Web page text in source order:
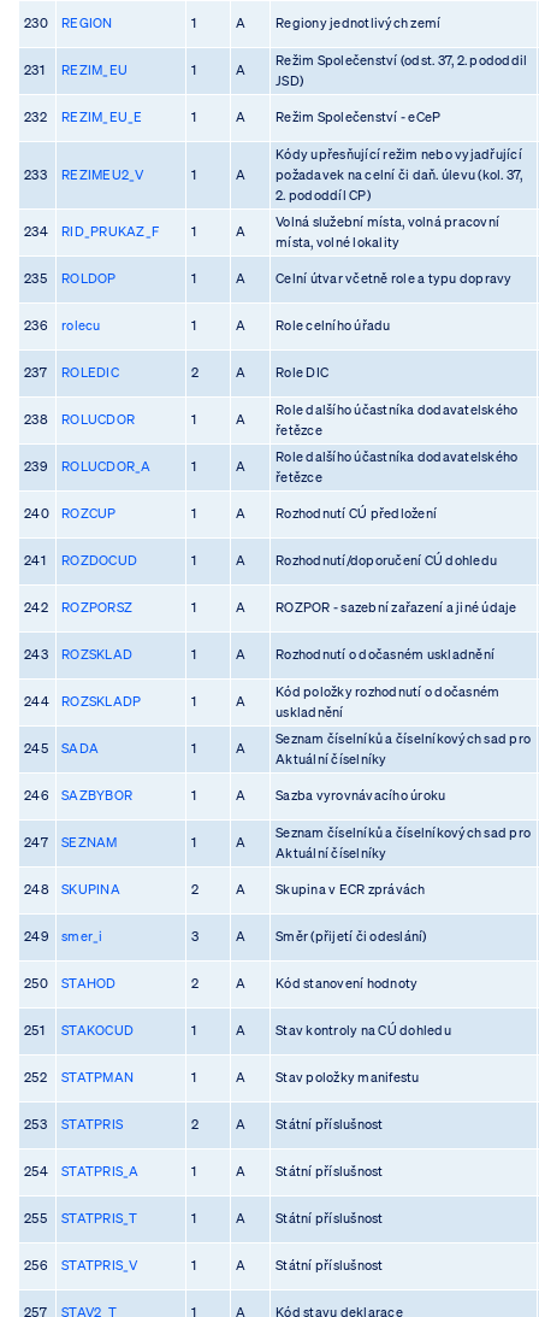
230 REGION 1 A Regiony jednotlivých zemí
231 REZIM_EU 1 A
Režim Společenství (odst. 37, 2. pododdil
JSD)
232 REZIM_EU_E 1 A Režim Společenství - eCeP
233 REZIMEU2_V 1 A
Kódy upřesňující režim nebo vyjadřující
požadavek na celní či daň. úlevu (kol. 37,
2. pododdíl CP)
234 RID_PRUKAZ_F 1 A
Volná služební místa, volná pracovní
místa, volné lokality
235 ROLDOP 1 A Celní útvar včetně role a typu dopravy
236 rolecu 1 A Role celního úřadu
237 ROLEDIC 2 A Role DIC
238 ROLUCDOR 1 A
Role dalšího účastníka dodavatelského
řetězce
239 ROLUCDOR_A 1 A
Role dalšího účastníka dodavatelského
řetězce
240 ROZCUP 1 A Rozhodnutí CÚ předložení
241 ROZDOCUD 1 A Rozhodnutí/doporučení CÚ dohledu
242 ROZPORSZ 1 A ROZPOR - sazební zařazení a jiné údaje
243 ROZSKLAD 1 A Rozhodnutí o dočasném uskladnění
244 ROZSKLADP 1 A
Kód položky rozhodnutí o dočasném
uskladnění
245 SADA 1 A
Seznam číselníků a číselníkových sad pro
Aktuální číselníky
246 SAZBYBOR 1 A Sazba vyrovnávacího úroku
247 SEZNAM 1 A
Seznam číselníků a číselníkových sad pro
Aktuální číselníky
248 SKUPINA 2 A Skupina v ECR zprávách
249 smer_i 3 A Směr (přijetí či odeslání)
250 STAHOD 2 A Kód stanovení hodnoty
251 STAKOCUD 1 A Stav kontroly na CÚ dohledu
252 STATPMAN 1 A Stav položky manifestu
253 STATPRIS 2 A Státní příslušnost
254 STATPRIS_A 1 A Státní příslušnost
255 STATPRIS_T 1 A Státní příslušnost
256 STATPRIS_V 1 A Státní příslušnost
257 STAV2_T 1 A Kód stavu deklarace